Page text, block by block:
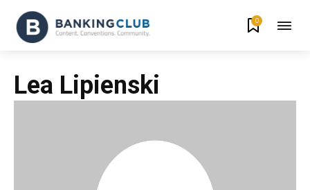
0
Lea Lipienski